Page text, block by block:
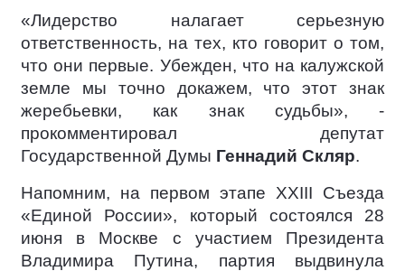
«Лидерство налагает серьезную
ответственность, на тех, кто говорит о том,
что они первые. Убежден, что на калужской
земле мы точно докажем, что этот знак
жеребьевки, как знак судьбы», -
прокомментировал депутат
Государственной Думы Геннадий Скляр.
Напомним, на первом этапе XXIII Съезда
«Единой России», который состоялся 28
июня в Москве с участием Президента
Владимира Путина, партия выдвинула